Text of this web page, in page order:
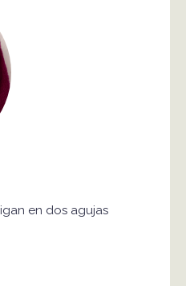
en dos agujas